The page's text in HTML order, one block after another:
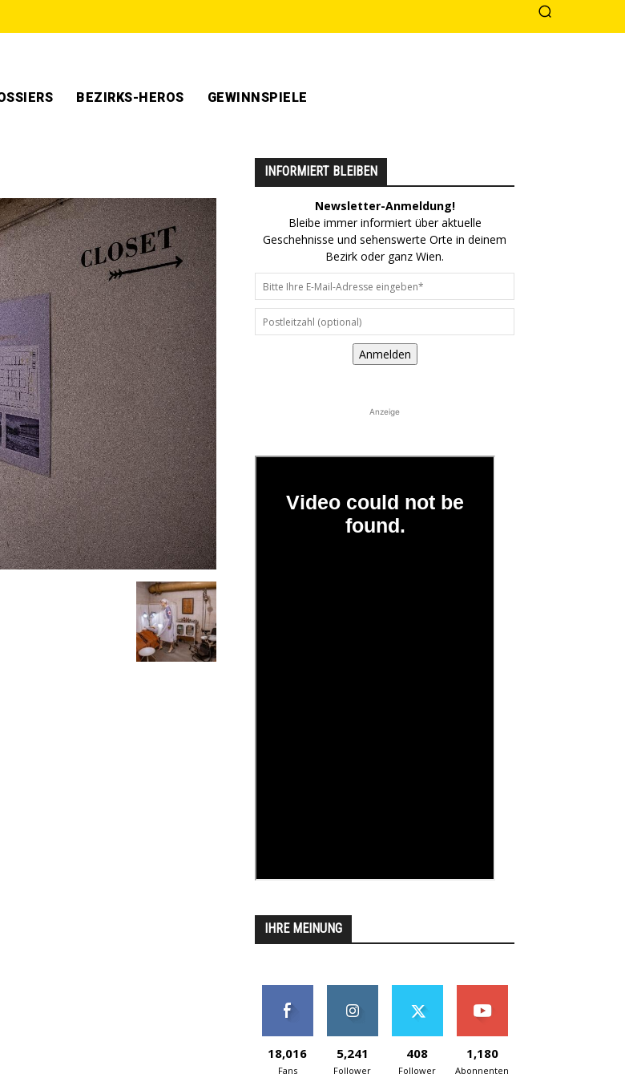
BEZIRKS-HEROS GEWINNSPIELE
INFORMIERT BLEIBEN
Newsletter-Anmeldung!
Bleibe immer informiert über aktuelle
Geschehnisse und sehenswerte Orte in deinem
Bezirk oder ganz Wien.
Anmelden
Anzeige
IHRE MEINUNG
18,016
Fans
5,241
Follower
408
Follower
1,180
Abonnenten